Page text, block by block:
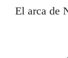
El arca de